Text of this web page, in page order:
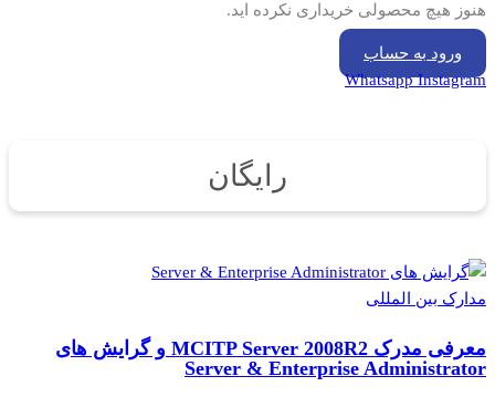
هنوز هیچ محصولی خریداری نکرده اید.
ورود به حساب
Whatsapp Instagram
رایگان
مدارک بین المللی
معرفی مدرک MCITP Server 2008R2 و گرایش های
Server & Enterprise Administrator